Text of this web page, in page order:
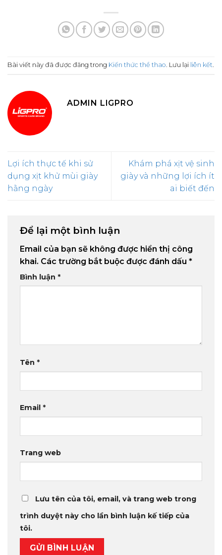
Bài viết này đã được đăng trong Kiến thức thể thao . Lưu lại liên kết
ADMIN LIGPRO
Lợi ích thực tế khi sử
dụng xịt khử mùi giày
hằng ngày
Khám phá xịt vệ sinh
giày và những lợi ích ít
ai biết đến
Để lại một bình luận
Email của bạn sẽ không được hiển thị công
khai. Các trường bắt buộc được đánh dấu *
Bình luận *
Tên *
Email *
Trang web
Lưu tên của tôi, email, và trang web trong
trình duyệt này cho lần bình luận kế tiếp của
tôi.